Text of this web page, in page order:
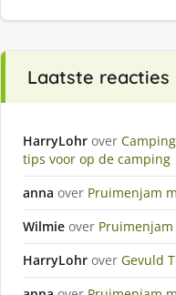
Laatste reacties
HarryLohr over
tips voor op de camping
anna over Pruimenjam
Wilmie over
HarryLohr over Gevuld